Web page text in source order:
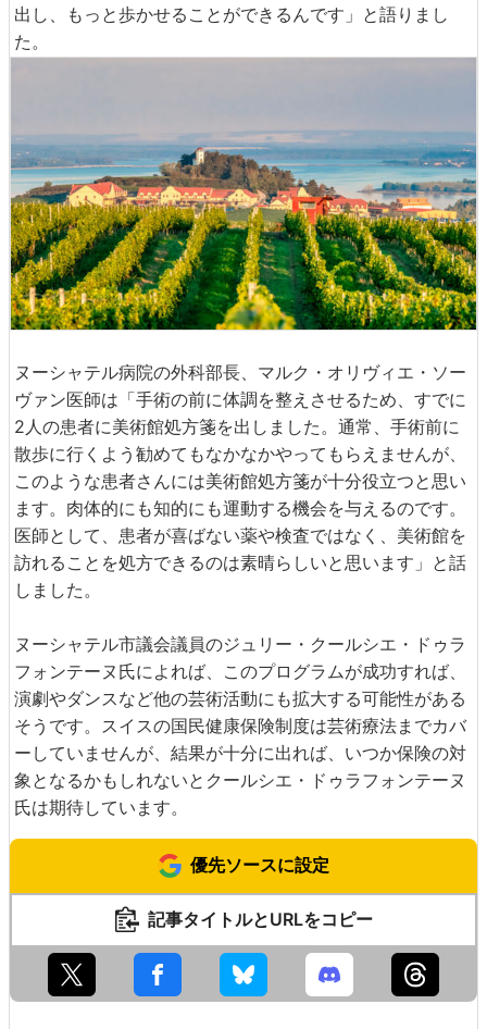
出し、もっと歩かせることができるんです」と語りまし
た。
ヌーシャテル病院の外科部長、マルク・オリヴィエ・ソー
ヴァン医師は「手術の前に体調を整えさせるため、すでに
2人の患者に美術館処方箋を出しました。通常、手術前に
散歩に行くよう勧めてもなかなかやってもらえませんが、
このような患者さんには美術館処方箋が十分役立つと思い
ます。肉体的にも知的にも運動する機会を与えるのです。
医師として、患者が喜ばない薬や検査ではなく、美術館を
訪れることを処方できるのは素晴らしいと思います」と話
しました。
ヌーシャテル市議会議員のジュリー・クールシエ・ドゥラ
フォンテーヌ氏によれば、このプログラムが成功すれば、
演劇やダンスなど他の芸術活動にも拡大する可能性がある
そうです。スイスの国民健康保険制度は芸術療法までカバ
ーしていませんが、結果が十分に出れば、いつか保険の対
象となるかもしれないとクールシエ・ドゥラフォンテーヌ
氏は期待しています。
優先ソースに設定
記事タイトルとURLをコピー